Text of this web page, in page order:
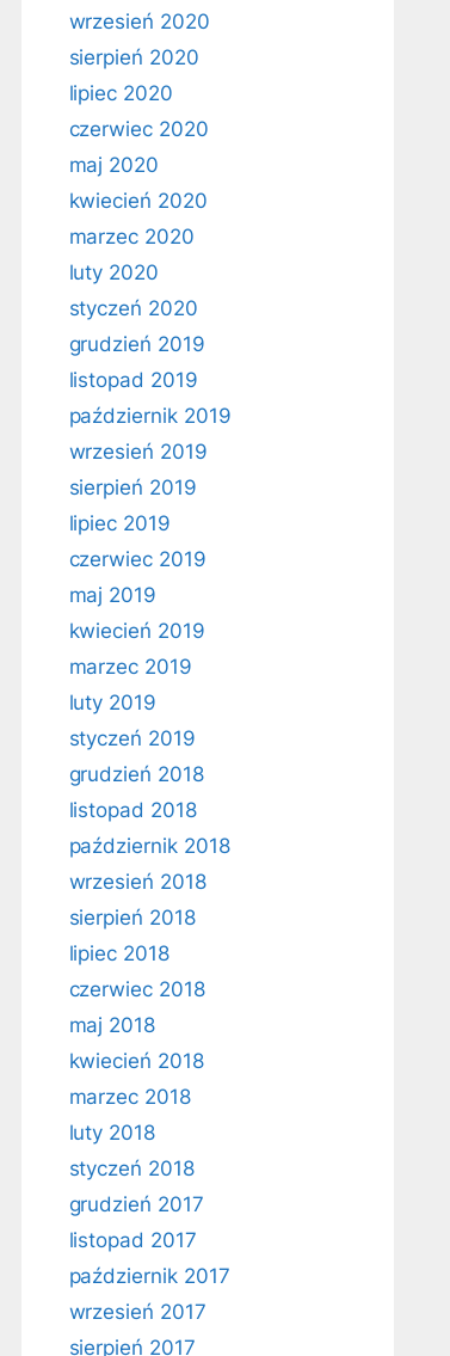
wrzesień 2020
sierpień 2020
lipiec 2020
czerwiec 2020
maj 2020
kwiecień 2020
marzec 2020
luty 2020
styczeń 2020
grudzień 2019
listopad 2019
październik 2019
wrzesień 2019
sierpień 2019
lipiec 2019
czerwiec 2019
maj 2019
kwiecień 2019
marzec 2019
luty 2019
styczeń 2019
grudzień 2018
listopad 2018
październik 2018
wrzesień 2018
sierpień 2018
lipiec 2018
czerwiec 2018
maj 2018
kwiecień 2018
marzec 2018
luty 2018
styczeń 2018
grudzień 2017
listopad 2017
październik 2017
wrzesień 2017
sierpień 2017